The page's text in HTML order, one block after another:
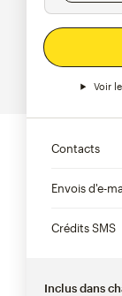
Voir
Contacts
Envois d'e-
Crédits SMS
Inclus dans